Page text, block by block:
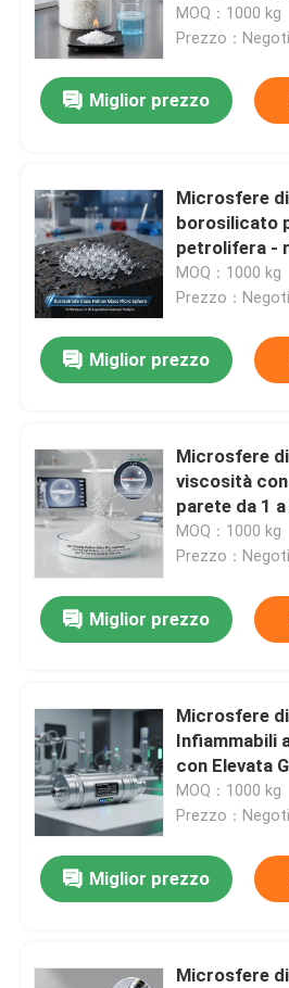
Lasciate un
Ti richiameremo
Invia
applicazioni
MOQ：1000 kg
Prezzo：
Miglior prezzo
Microsfere
borosilicato
petrolifera -
bassa
resistenza
MOQ：1000 kg
Prezzo：
Miglior prezzo
Microsfere
viscosità
parete da 1
dimensioni
isolamento
MOQ：1000 kg
Prezzo：
Miglior prezzo
Microsfere
Infiammabili
con Elevata
(≥99%) per
Industriali
MOQ：1000 kg
Prezzo：
Miglior prezzo
Microsfere